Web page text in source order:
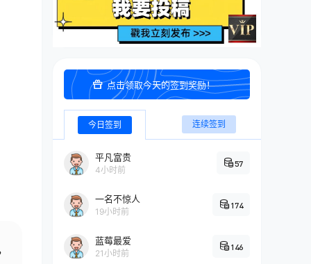
点击领取今天的签到奖励！
今日签到 连续签到
平凡富贵
4小时前
57
一名不惊人
19小时前
174
蓝莓最爱
21小时前
146